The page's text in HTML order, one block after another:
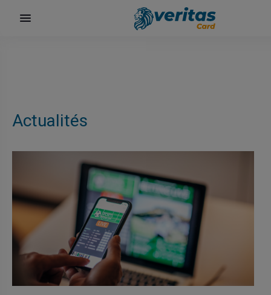
Actualités